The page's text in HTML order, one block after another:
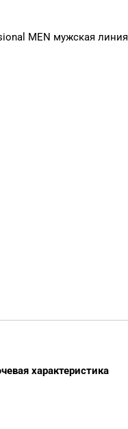
MEN мужская линия
характеристика